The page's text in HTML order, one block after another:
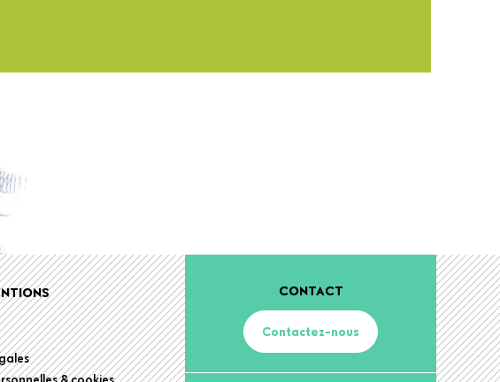
CONTACT
Contactez-nous